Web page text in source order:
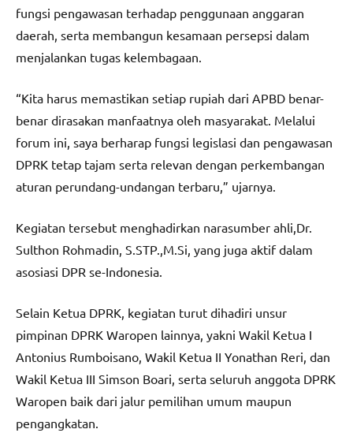
fungsi pengawasan terhadap penggunaan anggaran
daerah, serta membangun kesamaan persepsi dalam
menjalankan tugas kelembagaan.
“Kita harus memastikan setiap rupiah dari APBD benar-
benar dirasakan manfaatnya oleh masyarakat. Melalui
forum ini, saya berharap fungsi legislasi dan pengawasan
DPRK tetap tajam serta relevan dengan perkembangan
aturan perundang-undangan terbaru,” ujarnya.
Kegiatan tersebut menghadirkan narasumber ahli,Dr.
Sulthon Rohmadin, S.STP.,M.Si, yang juga aktif dalam
asosiasi DPR se-Indonesia.
Selain Ketua DPRK, kegiatan turut dihadiri unsur
pimpinan DPRK Waropen lainnya, yakni Wakil Ketua I
Antonius Rumboisano, Wakil Ketua II Yonathan Reri, dan
Wakil Ketua III Simson Boari, serta seluruh anggota DPRK
Waropen baik dari jalur pemilihan umum maupun
pengangkatan.